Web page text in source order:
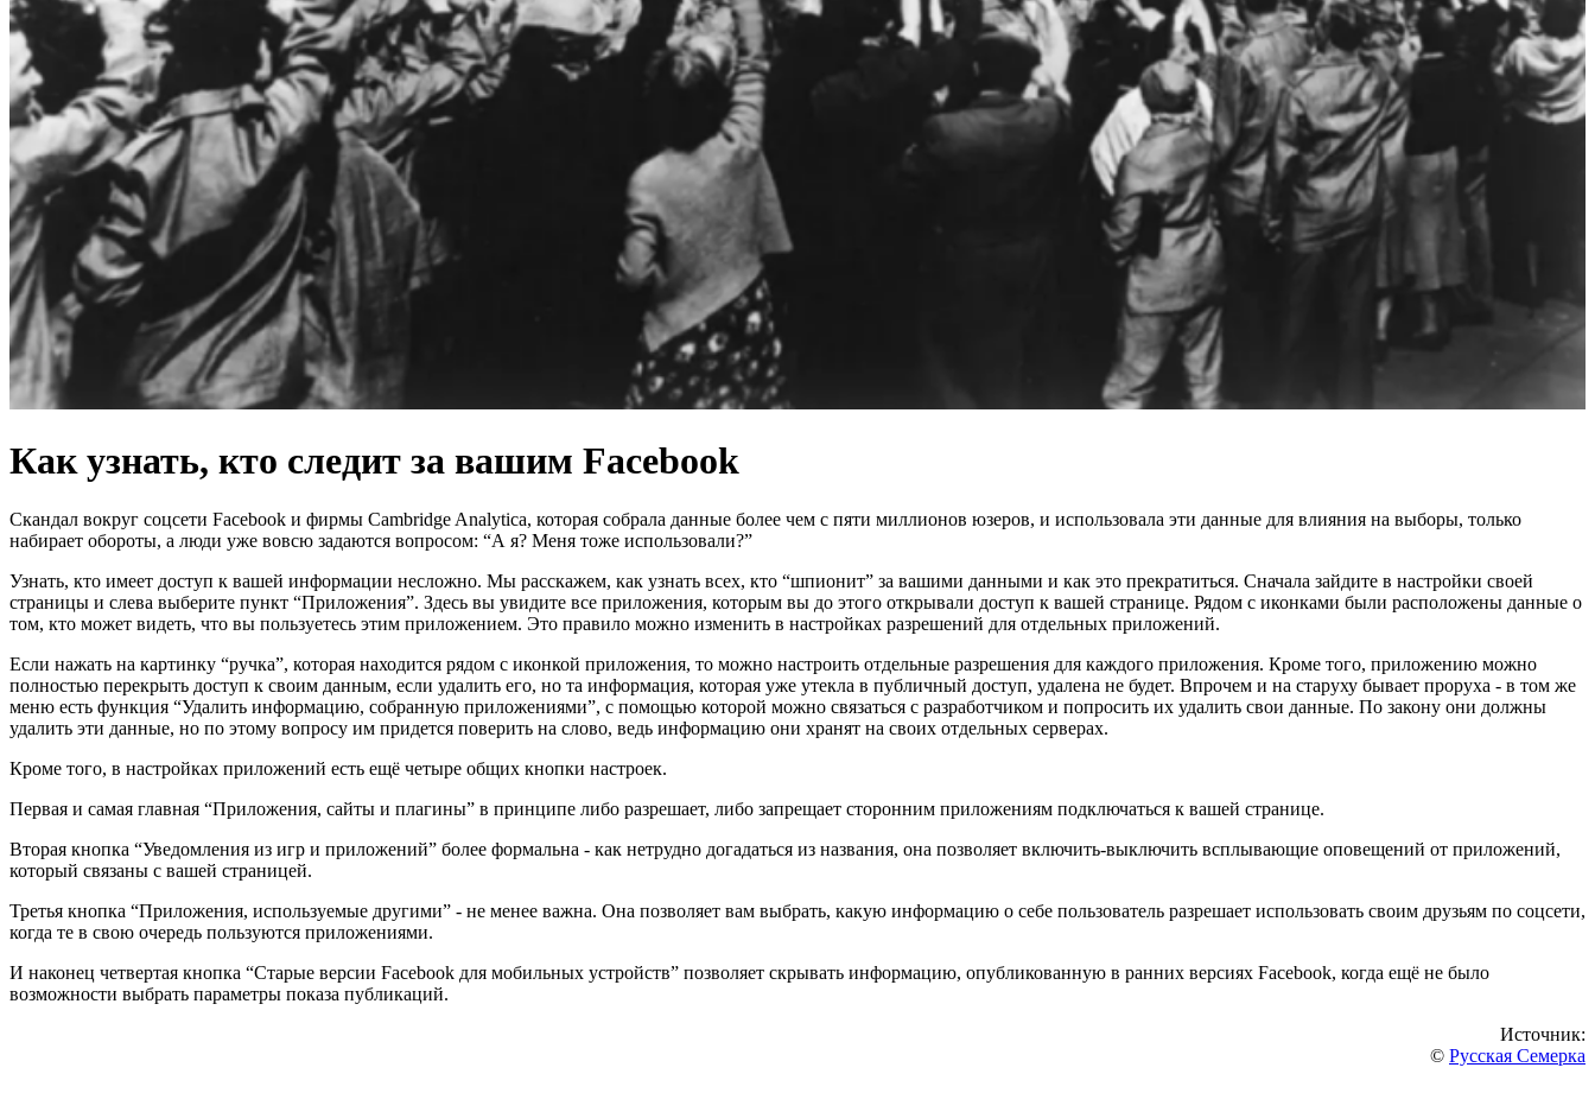
Как узнать, кто следит за вашим Facebook
Скандал вокруг соцсети Facebook и фирмы Cambridge Analytica, которая собрала данные более чем с пяти миллионов юзеров, и использовала эти данные для влияния на выборы, только
набирает обороты, а люди уже вовсю задаются вопросом: “А я? Меня тоже использовали?”
Узнать, кто имеет доступ к вашей информации несложно. Мы расскажем, как узнать всех, кто “шпионит” за вашими данными и как это прекратиться. Сначала зайдите в настройки своей
страницы и слева выберите пункт “Приложения”. Здесь вы увидите все приложения, которым вы до этого открывали доступ к вашей странице. Рядом с иконками были расположены данные о
том, кто может видеть, что вы пользуетесь этим приложением. Это правило можно изменить в настройках разрешений для отдельных приложений.
Если нажать на картинку “ручка”, которая находится рядом с иконкой приложения, то можно настроить отдельные разрешения для каждого приложения. Кроме того, приложению можно
полностью перекрыть доступ к своим данным, если удалить его, но та информация, которая уже утекла в публичный доступ, удалена не будет. Впрочем и на старуху бывает проруха - в том же
меню есть функция “Удалить информацию, собранную приложениями”, с помощью которой можно связаться с разработчиком и попросить их удалить свои данные. По закону они должны
удалить эти данные, но по этому вопросу им придется поверить на слово, ведь информацию они хранят на своих отдельных серверах.
Кроме того, в настройках приложений есть ещё четыре общих кнопки настроек.
Первая и самая главная “Приложения, сайты и плагины” в принципе либо разрешает, либо запрещает сторонним приложениям подключаться к вашей странице.
Вторая кнопка “Уведомления из игр и приложений” более формальна - как нетрудно догадаться из названия, она позволяет включить-выключить всплывающие оповещений от приложений,
который связаны с вашей страницей.
Третья кнопка “Приложения, используемые другими” - не менее важна. Она позволяет вам выбрать, какую информацию о себе пользователь разрешает использовать своим друзьям по соцсети,
когда те в свою очередь пользуются приложениями.
И наконец четвертая кнопка “Старые версии Facebook для мобильных устройств” позволяет скрывать информацию, опубликованную в ранних версиях Facebook, когда ещё не было
возможности выбрать параметры показа публикаций.
Источник:
© Русская Семерка